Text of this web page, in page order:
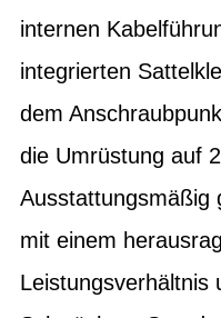
internen
integrierten
dem
die Umrüstung auf
Ausstattungsmäßig
mit einem
Leistungsverhältnis